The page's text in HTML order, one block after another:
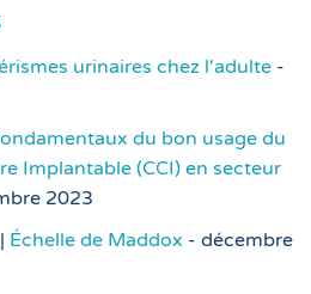
urinaires chez l'adulte -
du bon usage du
Implantable (CCI) en secteur
2023
| Échelle de Maddox - décembre